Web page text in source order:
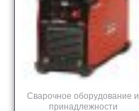
Сварочное оборудование и
принадлежности